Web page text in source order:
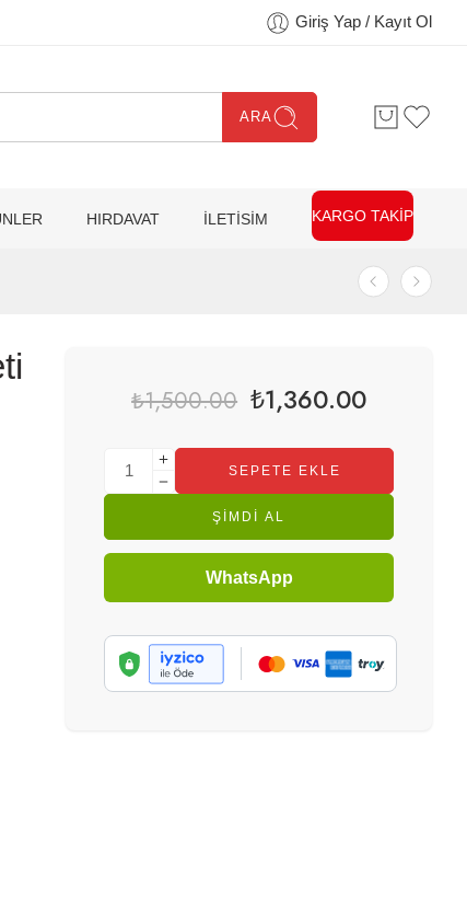
Giriş Yap / Kayıt Ol
ARA
HIRDAVAT İLETİSİM KARGO TAKİP
₺1,500.00 ₺1,360.00
SEPETE EKLE
ŞIMDI AL
WhatsApp